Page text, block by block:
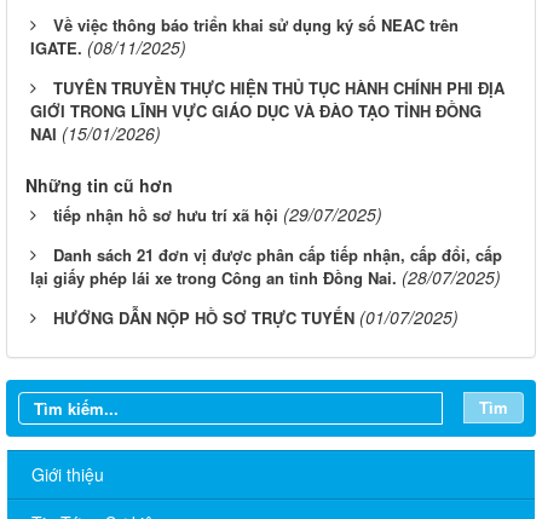
Về việc thông báo triển khai sử dụng ký số NEAC trên
IGATE. (08/11/2025)
TUYÊN TRUYỀN THỰC HIỆN THỦ TỤC HÀNH CHÍNH PHI ĐỊA
GIỚI TRONG LĨNH VỰC GIÁO DỤC VÀ ĐÀO TẠO TỈNH ĐỒNG
NAI (15/01/2026)
Những tin cũ hơn
tiếp nhận hồ sơ hưu trí xã hội (29/07/2025)
Danh sách 21 đơn vị được phân cấp tiếp nhận, cấp đổi, cấp
lại giấy phép lái xe trong Công an tỉnh Đồng Nai. (28/07/2025)
HƯỚNG DẪN NỘP HỒ SƠ TRỰC TUYẾN (01/07/2025)
Tìm
Giới thiệu